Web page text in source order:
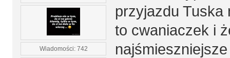
Wiadomości: 742
przyjazdu Tuska
to cwaniaczek i